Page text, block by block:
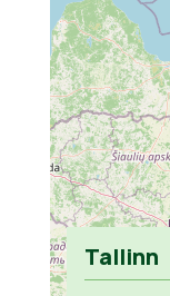
Tallinn